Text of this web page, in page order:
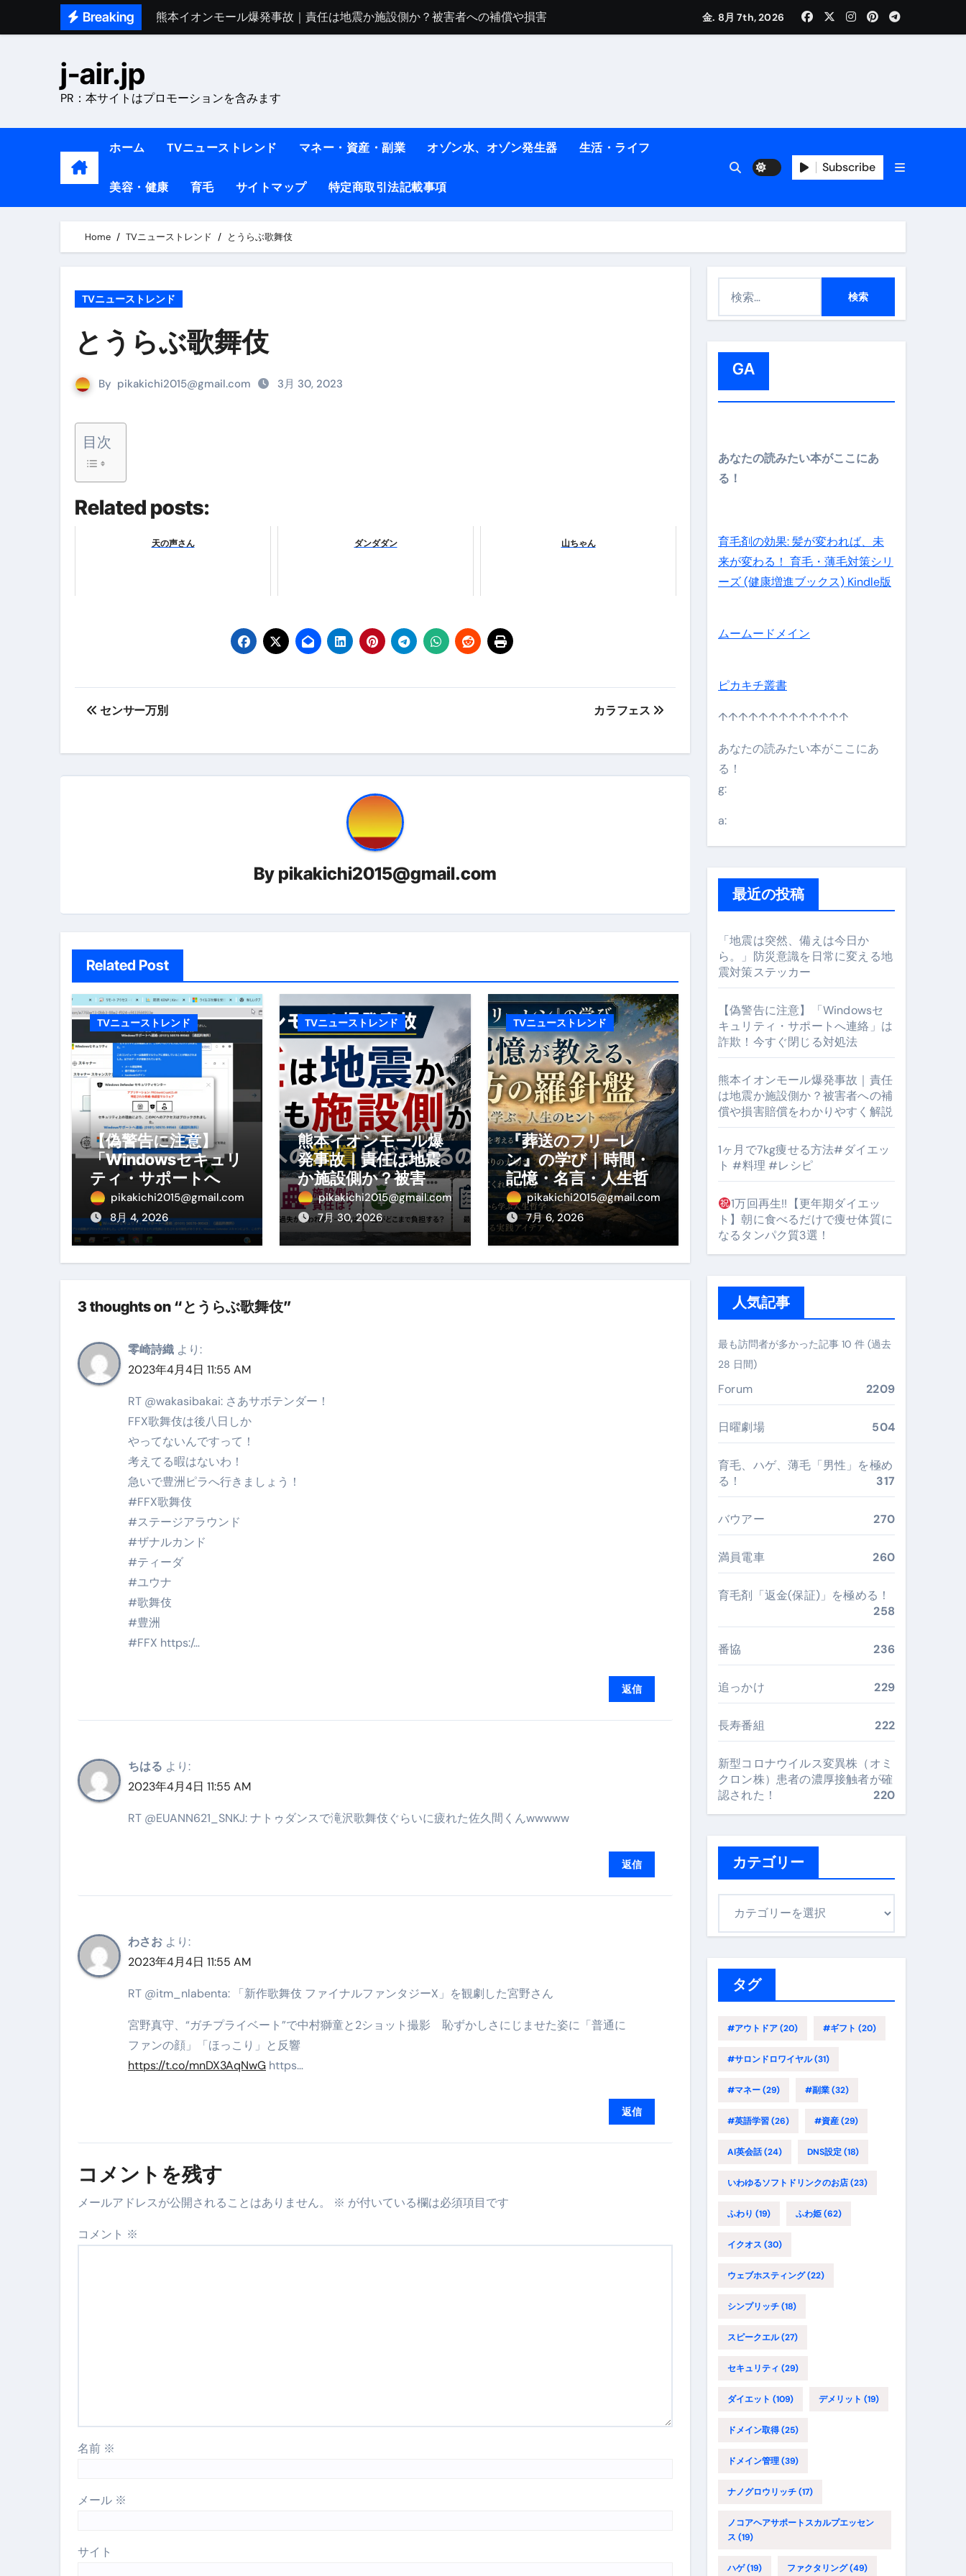
Breaking
熊本イオンモール爆発事故｜責任は地震か施設側か？被害者への補償や損害賠償をわかりやすく解説
【医者が教える】本当に痩せる薬はコレ！ #医療ダイエット
中町綾が2週間で3.5kg痩せた方法 #shots
【医者が解説】このふくらはぎ痩せ本当に効果ある？ #エクササイズ
【美容】ダイエットに対する私の考え方と実践方法を解説します【健康】
【1日ダイエットルーティン】運動なしで2ヶ月で10kg減量した、私の痩せる9つの習慣 | レシピ付き | ダイエット中の食事
『葬送のフリーレン』の学び｜時間・記憶・名言・人生哲学から読み解く生き方
リサイクル業者の無料回収・無料査定は危険？情報収集との関係と見分け方を解説
青森県震度6とベネゼエラM7級地震の関連性は？
この動画は国にすぐ消されます。これが日本が残念な国になった理由です。国民は●●をしないとこの先さらに貧しくなります。【 竹花貴騎 切り抜き 会社員
【PR】フリーランス必見！入金前の売上をすぐに現金で受け取る方法
個人事業主は銀行から融資を受けるとリスクが高い #shorts
【超高騰】爆上がりしたビットコインに695万円も投資してる営業39歳サラリーマン【2025年10月3日】 #bitcoin #全財産 #暗号資産
Q：借りた借金を返さなくていい場合ってありますか？#Shorts
【必見】もう営業電話は怖くない！初心者でも成果を出す電話の仕方はコレ！
フリーランス・個人事業主におすすめの資金調達4選
体脂肪が落ちる朝食3選 #ダイエット
No.102 9割が勘違い 自己破産の真実
アーモンドを毎日食べたらどうなるの？①【30秒でわかる効果まとめ】#アーモンド #ダイエット #筋トレ #美容 #健康 #雑学 #ナレーター #小林将大
【ひろゆき】借金1億円あります 返済か、自己破産かひろゆきさんならどちらを選びますか？ #shorts
セラピストのための！美容、健康、ダイエットにとても重要な女性ホルモンと男性ホルモン
弁護士解説【詐欺被害】警察に行っても返金されません
5キロ痩せる簡単な方法
ムームードメイン 2月のおすすめドメイン特集- ビジネスの信用を築く――そのすべての起点となるのが独自ドメイン
FRONTIER スーパーセール2026 完全攻略ガイド 今こそ買い時！ゲーミングPC・高性能BTOを最安で手に入れる方法
なくす不安と消える恐怖をゼロにする時代へ Pebblebee × iMazing で完成する「究極のスマホ防衛システム」完全ガイド
【海外ツアー完全ガイド】アジア最安1万円台＆ハワイ朝食付き割引まで網羅 ― “失敗せずに選ぶ”実践大全
新春スペシャルセール完全ガイド：国内航空券＋ホテルが“セット割”で最安級！ スカイマーク／Peach／FDA／ソラシドエアを目的別に選ぶコツと、失敗し
【ムームードメイン】 【.site】今注目のドメインをご紹介
何をするサイトか”が一目で伝わる。いま選ばれている新定番ドメイン
梅干しを毎日食べたらどうなるの？①【30秒でわかる効果まとめ】#梅干し #ダイエット #筋トレ #美容 #健康 #雑学 #ナレーター #小林将大
ブルーベリーを毎日食べたらどうなるの？②【30秒でわかる効果まとめ】#ダイエット #筋トレ #美容 #健康 #雑学 #ナレーター #小林将大
バナナを毎日食べたらどうなるの？①【30秒でわかる効果まとめ】#バナナ #ダイエット #筋トレ #美容 #健康 #雑学 #ナレーター #小林将大
筋トレせずにプロテインを飲み続けたらどうなるのか？ #ダイエット #プロテイン #痩せる
ドメイン取得からホームページ完成まで。ムームードメインなら“全部まとめて”安心スタート
かいまき（掻巻き）超完全ガイド｜“着る布団”で肩・首・足元の冷えを根こそぎ防ぐ！素材別おすすめ・選び方・洗い方・Q&Aまで
【最新版】掛け布団の選び方“完全攻略”｜シンサレート・羽毛・人工羽毛・調温・吸湿発熱…あなたの寝室に最適解を出す快眠ガイド
【アシストステッパー】ハンドル付き・筋力アシスト・ツイスト・天然木まで徹底分類！室内で“足腰と体幹”を育てる選び方＆続け方ガイド
【2026年最新保存版】エアトリ超新春セール＆セット割完全攻略ガイド｜海外・国内旅行を最安値で実現する究極の旅術
「3秒で整う、新しい栄養補給」 飲むミスト（IN MIST）とは何か──「飲む」という行為を再定義する新しいサプリ体験
【最新】手袋の選び方 完全ガイド｜スマホ対応・防寒・撥水・作業用（ニトリル/ビニール）まで目的別に失敗しない
補聴器の選び方 完全ガイド｜集音器との違い・タイプ別比較・価格の考え方・失敗しないチェックリスト（高齢者にも）
失敗しない「爪切り」完全ガイド：高級クリッパー・ニッパー・電動まで、硬い爪／巻き爪／飛び散り対策の選び方
スイーツ完全ガイド ― 人生を少しだけ甘くする、現代スイーツ文化のすべて ―
「地震は突然、備えは今日から。」防災意識を日常に変える地震対策ステッカー
金. 8月 7th, 2026
j-air.jp
PR：本サイトはプロモーションを含みます
ホーム TVニューストレンド マネー・資産・副業 オゾン水、オゾン発生器 生活・ライフ
美容・健康 育毛 サイトマップ 特定商取引法記載事項
Subscribe
Home TVニューストレンド とうらぶ歌舞伎
TVニューストレンド
とうらぶ歌舞伎
By pikakichi2015@gmail.com 3月 30, 2023
目次
Related posts:
天の声さん ダンダダン 山ちゃん
投
ナ
ョ
センサー万別 カラフェス
By pikakichi2015@gmail.com
Related Post
TVニューストレンド
【偽警告に注意】
「Windowsセキュリ
ティ・サポートへ連
絡」は詐欺！今すぐ
閉じる対処法
pikakichi2015@gmail.com
8月 4, 2026
TVニューストレンド
熊本イオンモール爆
発事故｜責任は地震
か施設側か？被害者
への補償や損害賠償
をわかりやすく解説
pikakichi2015@gmail.com
7月 30, 2026
TVニューストレンド
『葬送のフリーレ
ン』の学び｜時間・
記憶・名言・人生哲
学から読み解く生き
方
pikakichi2015@gmail.com
7月 6, 2026
3 thoughts on “とうらぶ歌舞伎”
零崎詩織 より:
2023年4月4日 11:55 AM
RT @wakasibakai: さあサボテンダー！
FFX歌舞伎は後八日しか
やってないんですって！
考えてる暇はないわ！
急いで豊洲ピラへ行きましょう！
#FFX歌舞伎
#ステージアラウンド
#ザナルカンド
#ティーダ
#ユウナ
#歌舞伎
#豊洲
#FFX https:/…
返信
ちはる より:
2023年4月4日 11:55 AM
RT @EUANN621_SNKJ: ナトゥダンスで滝沢歌舞伎ぐらいに疲れた佐久間くんwwwww
返信
わさお より:
2023年4月4日 11:55 AM
RT @itm_nlabenta: 「新作歌舞伎 ファイナルファンタジーX」を観劇した宮野さん
宮野真守、“ガチプライベート”で中村獅童と2ショット撮影 恥ずかしさにじませた姿に「普通に
ファンの顔」「ほっこり」と反響
https://t.co/mnDX3AqNwG https…
返信
コメントを残す
メールアドレスが公開されることはありません。 ※ が付いている欄は必須項目です
コメント ※
名前 ※
メール ※
サイト
GA
あなたの読みたい本がここにあ
る！
育毛剤の効果: 髪が変われば、未
来が変わる！ 育毛・薄毛対策シリ
ーズ (健康増進ブックス) Kindle版
ムームードメイン
ピカキチ叢書
↑↑↑↑↑↑↑↑↑↑↑↑↑
あなたの読みたい本がここにあ
る！
g:
a:
最近の投稿
「地震は突然、備えは今日か
ら。」防災意識を日常に変える地
震対策ステッカー
【偽警告に注意】「Windowsセ
キュリティ・サポートへ連絡」は
詐欺！今すぐ閉じる対処法
熊本イオンモール爆発事故｜責任
は地震か施設側か？被害者への補
償や損害賠償をわかりやすく解説
1ヶ月で7kg痩せる方法#ダイエッ
ト #料理 #レシピ
1万回再生!!【更年期ダイエッ
ト】朝に食べるだけで痩せ体質に
なるタンパク質3選！
人気記事
最も訪問者が多かった記事 10 件 (過去
28 日間)
Forum 2209
日曜劇場 504
育毛、ハゲ、薄毛「男性」を極め
る！
317
バウアー 270
満員電車 260
育毛剤「返金(保証)」を極める！
258
番協 236
追っかけ 229
長寿番組 222
新型コロナウイルス変異株（オミ
クロン株）患者の濃厚接触者が確
認された！
220
カテゴリー
タグ
#アウトドア(20) #ギフト (20)
#サロンドロワイヤル(31)
#マネー(29) #副業(32)
#英語学習(26) #資産(29)
AI英会話(24) DNS設定(18)
いわゆるソフトドリンクのお店(23)
ふわり (19) ふわ姫(62)
イクオス (30)
ウェブホスティング(22)
シンプリッチ(18)
スピークエル(27)
セキュリティ (29)
ダイエット (109) デメリット (19)
ドメイン取得(25)
ドメイン管理(39)
ナノグロウリッチ(17)
ノコアヘアサポートスカルプエッセン
ス (19)
ハゲ(19) ファクタリング(49)